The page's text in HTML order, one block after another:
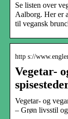
Se listen over
Aalborg. Her er
til vegansk
http s://
Vegetar-
Vegetar- og
– Grøn livsstil